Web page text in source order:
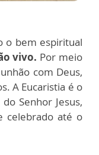
o bem espiritual
vivo. Por meio
com Deus,
A Eucaristia é o
Senhor Jesus,
celebrado até o